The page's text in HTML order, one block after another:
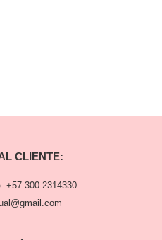
CLIENTE:
: +57 300 2314330